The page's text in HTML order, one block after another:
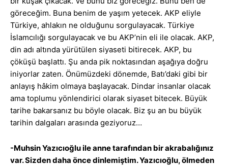
göreceğim. Buna benim de yaşım yetecek. AKP eliyle
Türkiye, ahlakın ne olduğunu sorgulayacak. Türkiye
İslamcılığı sorgulayacak ve bu AKP’nin eli ile olacak. AKP,
din adı altında yürütülen siyaseti bitirecek. AKP, bu
çöküşü başlattı. Şu anda pik noktasından aşağıya doğru
iniyorlar zaten. Önümüzdeki dönemde, Batı’daki gibi bir
anlayış hâkim olmaya başlayacak. Dindar insanlar olacak
ama toplumu yönlendirici olarak siyaset bitecek. Büyük
tarihe bakarsanız bu böyle olacak. Biz şu an bu büyük
tarihin dalgaları arasında geziyoruz…
-Muhsin Yazıcıoğlu ile anne tarafından bir akrabalığınız
var. Sizden daha önce dinlemiştim. Yazıcıoğlu, ölmeden